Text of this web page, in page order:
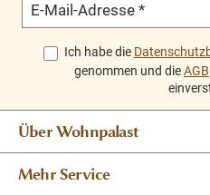
E-Mail-Adresse *
Ich habe die
genommen und dieAGB
Über Wohnpalast
Mehr Service